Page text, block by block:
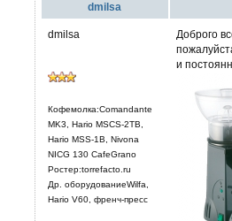
dmilsa
dmilsa
Кофемолка:Comandante
MK3, Hario MSCS-2TB,
Hario MSS-1B, Nivona
NICG 130 CafeGrano
Ростер:torrefacto.ru
Др. оборудованиеWilfa,
Hario V60, френч-пресс
Доброго
и